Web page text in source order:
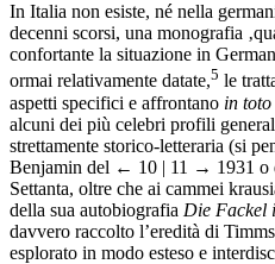
In Italia non esiste, né nella
decenni scorsi, una monografia
confortante la situazione in
ormai relativamente datate,5 le
aspetti specifici e affrontano in toto
alcuni dei più celebri profili
strettamente storico-letteraria (si
Benjamin del ← 10 | 11 → 1931 o
Settanta, oltre che ai cammei
della sua autobiografia Die Fackel
davvero raccolto l’eredità di
esplorato in modo esteso e